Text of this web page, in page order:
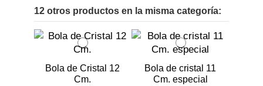
12 otros productos en la misma categoría:
Bola de Cristal 12
Cm.
Bola de cristal 11
Cm. especial